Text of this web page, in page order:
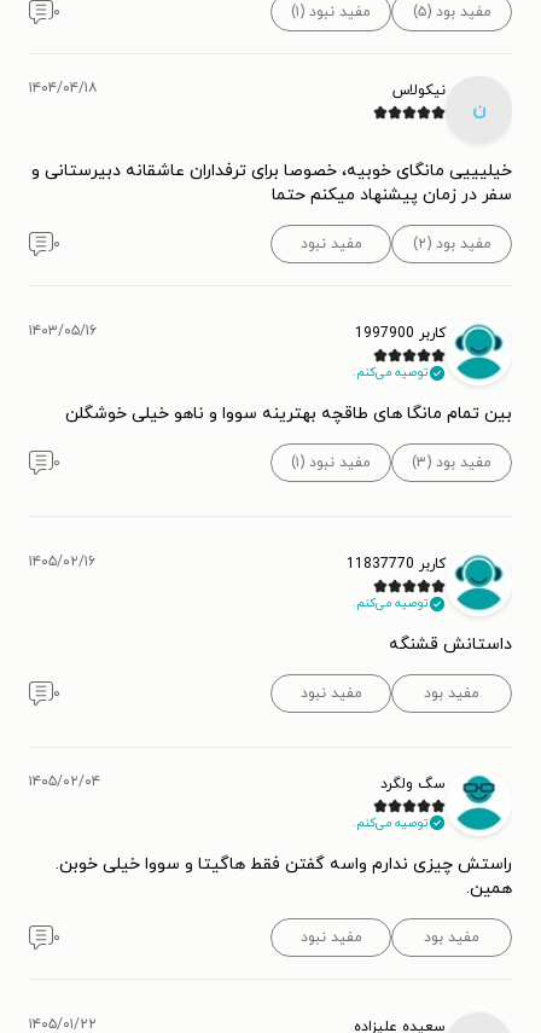
مفید بود (۵) مفید نبود (۱) ۰
ن
نیکولاس ۱۴۰۴/۰۴/۱۸
خیلیییی مانگای خوبیه، خصوصا برای ترفداران عاشقانه دبیرستانی و
سفر در زمان پیشنهاد میکنم حتما
مفید بود (۲) مفید نبود ۰
کاربر 1997900
توصیه می‌کنم.
۱۴۰۳/۰۵/۱۶
بین تمام مانگا های طاقچه بهترینه سووا و ناهو خیلی خوشگلن
مفید بود (۳) مفید نبود (۱) ۰
کاربر 11837770
توصیه می‌کنم.
۱۴۰۵/۰۲/۱۶
داستانش قشنگه
مفید بود مفید نبود ۰
سگ ولگرد
توصیه می‌کنم.
۱۴۰۵/۰۲/۰۴
راستش چیزی ندارم واسه گفتن فقط هاگیتا و سووا خیلی خوبن.
همین.
مفید بود مفید نبود ۰
سعیده علیزاده ۱۴۰۵/۰۱/۲۲